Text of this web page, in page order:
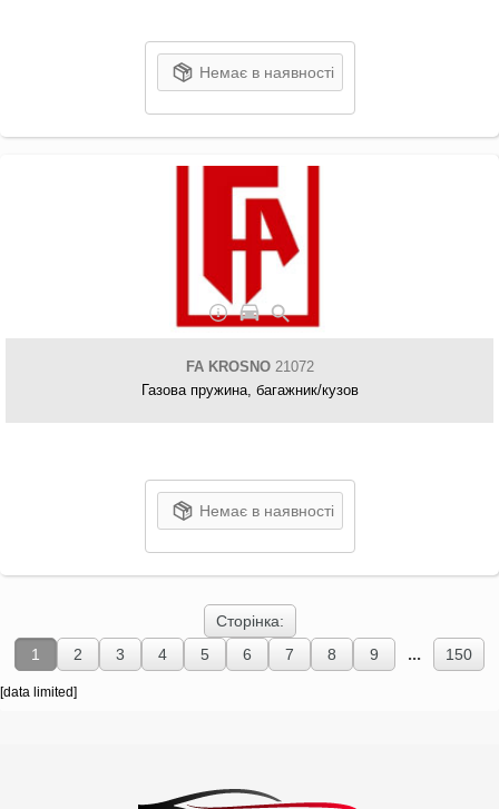
Немає в наявності
FA KROSNO21072
Газова пружина, багажник/кузов
Немає в наявності
Сторінка:
1
2 3 4 5 6 7 8 9 ... 150
[data limited]